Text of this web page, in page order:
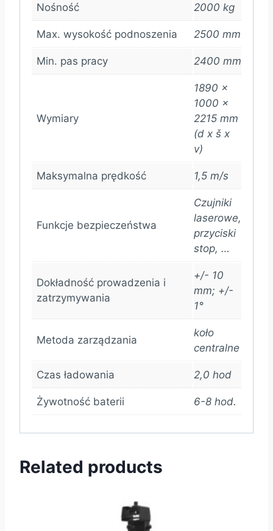
Nośność 2000 kg
Max. wysokość podnoszenia 2500 mm
Min. pas pracy 2400 mm
Wymiary
1890 x
1000 x
2215 mm
(d x š x
v)
Maksymalna prędkość 1,5 m/s
Funkcje bezpieczeństwa
Czujniki
laserowe,
przyciski
stop, …
Dokładność prowadzenia i
zatrzymywania
+/- 10
mm; +/-
1°
Metoda zarządzania
koło
centralne
Czas ładowania 2,0 hod
Żywotność baterii 6-8 hod.
Related products